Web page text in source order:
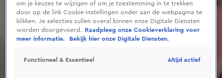
om je keuzes te wijzigen of om je toestemming in te trekken
door op de link Cookie-instellingen onder aan de webpagina te
klikken. Je selecties zullen overal binnen onze Digitale Diensten
worden doorgevoerd.
Raadpleeg onze Cookieverklaring voor
meer informatie.
Bekijk hier onze Digitale Diensten.
Functioneel & Essentieel Altijd actief